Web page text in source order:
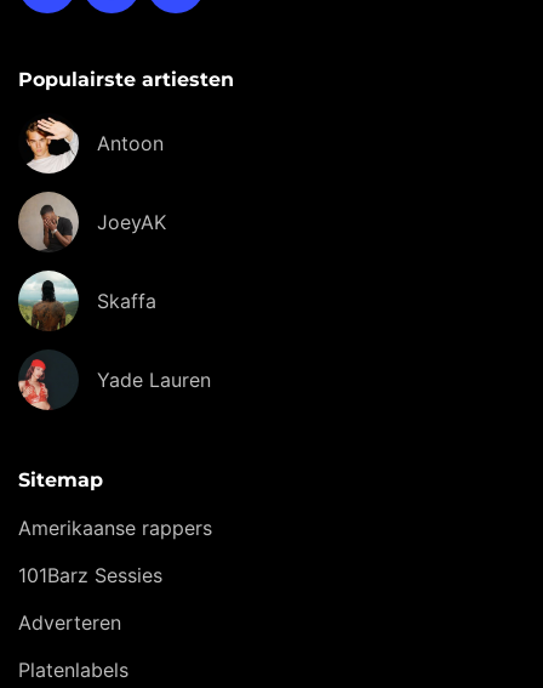
Populairste artiesten
Antoon
JoeyAK
Skaffa
Yade Lauren
Sitemap
Amerikaanse rappers
101Barz Sessies
Adverteren
Platenlabels